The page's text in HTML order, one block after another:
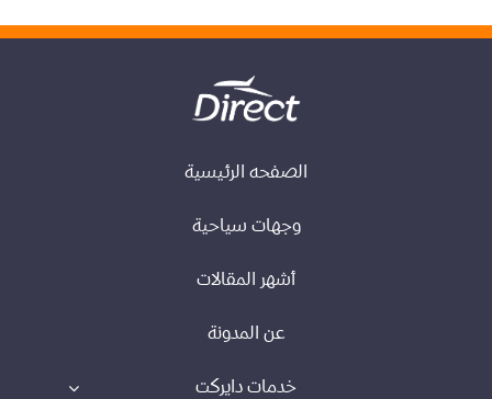
الصفحه الرئيسية
وجهات سياحية
أشهر المقالات
عن المدونة
خدمات دايركت